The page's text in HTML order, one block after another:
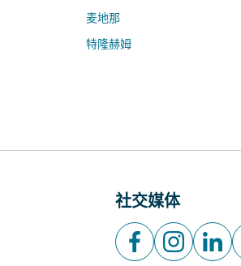
麦地那
特隆赫姆
社交媒体